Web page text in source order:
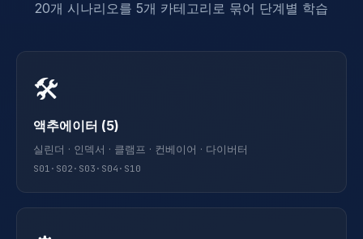
20개 시나리오를 5개 카테고리로 묶어 단계별 학습
🛠
액추에이터 (5)
실린더 · 인덱서 · 클램프 · 컨베이어 · 다이버터
S01·S02·S03·S04·S10